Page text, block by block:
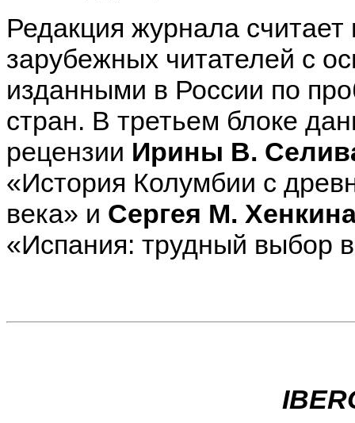
Редакция журнала
зарубежных читателей с
изданными в России по
стран. В третьем блоке
рецензии Ирины В.
«История Колумбии с
века» и Сергея М.
«Испания: трудный выбор